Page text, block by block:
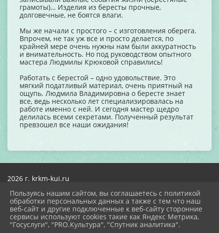
грамоты)… Изделия из бересты прочные,
долговечные, не боятся влаги.
Мы же начали с простого – с изготовления оберега.
Впрочем, не так уж все и просто делается, по
крайней мере очень нужны нам были аккуратность
и внимательность. Но под руководством опытного
мастера Людмилы Крюковой справились!
Работать с берестой – одно удовольствие. Это
мягкий податливый материал, очень приятный на
ощупь. Людмила Владимировна о бересте знает
все, ведь несколько лет специализировалась на
работе именно с ней. И сегодня мастер щедро
делилась всеми секретами. Полученный результат
превзошел все наши ожидания!
2026 г. krkm-kui.ru
Карта сайта
Политика обработки персональных данных
Сделано на KubCMS
Разработка и поддержка
Пользуясь нашим сайтом, вы соглашаетесь с политикой
обработки персональных данных а также с тем что наш
веб-сайт и другие подключенные к веб-сайту сторонние
сервисы используют cookies такие как Яндекс Метрика,
"Госуслуги", "PRO.Культура", "Спутник аналитика".